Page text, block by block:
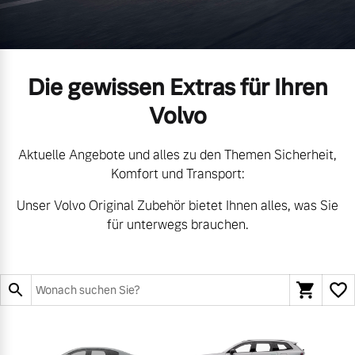
Geschäftskunden
Editionsmodelle
Volvo kauft Ihr Auto
Aktuelle Zubehörangebote
Zubehörkatalog
Vielzahl von Original
Die gewissen Extras für Ihren
Volvo
Aktuelle Angebote und alles zu den Themen Sicherheit,
Komfort und Transport:
Unser Volvo Original Zubehör bietet Ihnen alles, was Sie
für unterwegs brauchen.